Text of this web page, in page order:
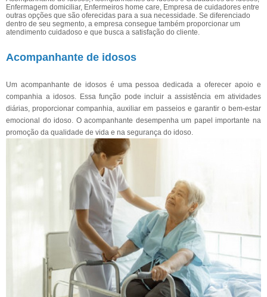
Enfermagem domiciliar, Enfermeiros home care, Empresa de cuidadores entre
outras opções que são oferecidas para a sua necessidade. Se diferenciado
dentro de seu segmento, a empresa consegue também proporcionar um
atendimento cuidadoso e que busca a satisfação do cliente.
Acompanhante de idosos
Um acompanhante de idosos é uma pessoa dedicada a oferecer apoio e
companhia a idosos. Essa função pode incluir a assistência em atividades
diárias, proporcionar companhia, auxiliar em passeios e garantir o bem-estar
emocional do idoso. O acompanhante desempenha um papel importante na
promoção da qualidade de vida e na segurança do idoso.